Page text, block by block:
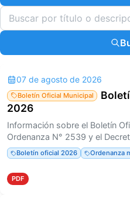
07 de agosto de 2026
Boletín Oficial Municipal
2026
Información sobre el Boletín
Ordenanza N° 2539 y el
Boletín oficial 2026 Ordenanza
PDF